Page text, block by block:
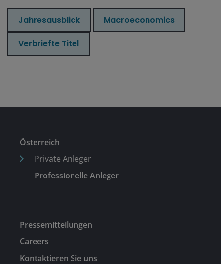
Jahresausblick Macroeconomics
Verbriefte Titel
Österreich
Private Anleger
Professionelle Anleger
Pressemitteilungen
Careers
Kontaktieren Sie uns